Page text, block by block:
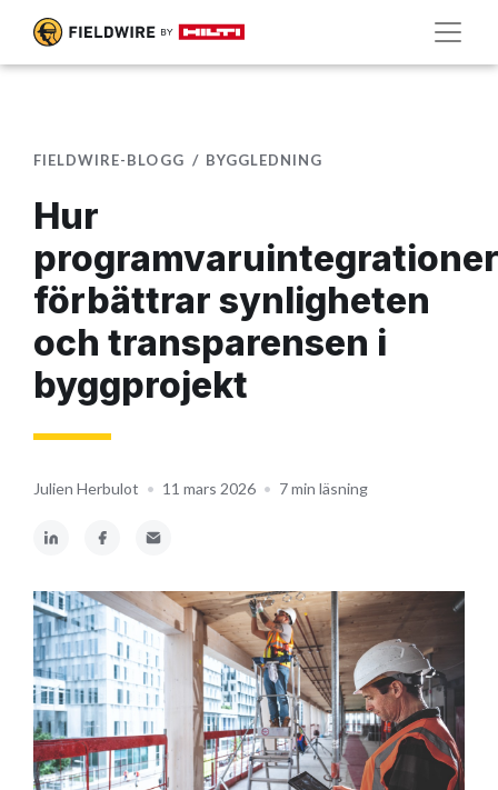
FIELDWIRE-BLOGG BYGGLEDNING
Hur
programvaruintegrationer
förbättrar synligheten
och transparensen i
byggprojekt
Julien Herbulot • 11 mars 2026 • 7 min läsning